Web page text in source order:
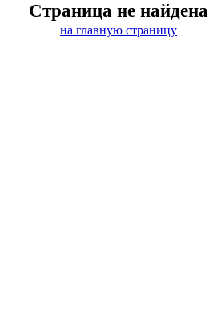
Страница не найдена
на главную страницу